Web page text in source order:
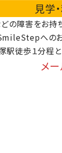
見学
の障害をお持
へのお
駅徒歩１分程
メ